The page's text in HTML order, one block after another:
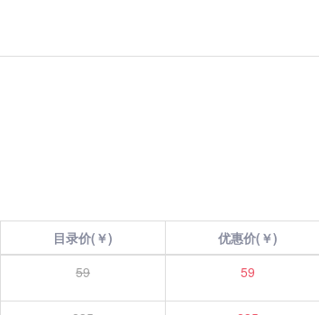
目录价(￥) 优惠价(￥)
59 59